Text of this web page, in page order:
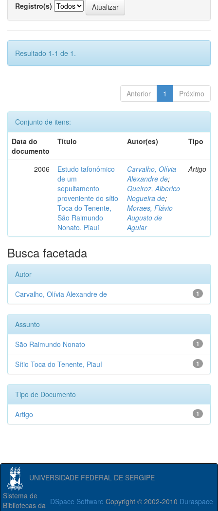
Registro(s)
Resultado 1-1 de 1.
Anterior 1 Próximo
Conjunto de itens:
Data do
documento
Título Autor(es) Tipo
2006
Estudo tafonômico
de um
sepultamento
proveniente do sítio
Toca do Tenente,
São Raimundo
Nonato, Piauí
Carvalho, Olívia
Alexandre de;
Queiroz, Alberico
Nogueira de;
Moraes, Flávio
Augusto de
Aguiar
Artigo
Busca facetada
Autor
1
Carvalho, Olívia Alexandre de
Assunto
1
São Raimundo Nonato
1
Sítio Toca do Tenente, Piauí
Tipo de Documento
1
Artigo
UNIVERSIDADE FEDERAL DE SERGIPE
DSpace Software Copyright © 2002-2010 Duraspace
Sistema de
Bibliotecas da